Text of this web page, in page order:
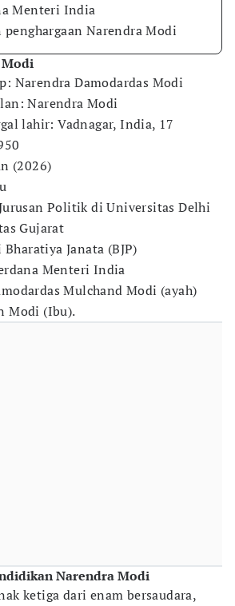
Menteri India
penghargaan Narendra Modi
Narendra Damodardas Modi
Narendra Modi
lahir: Vadnagar, India, 17
(2026)
Politik di Universitas Delhi
Gujarat
Janata (BJP)
Menteri India
Mulchand Modi (ayah)
Modi (Ibu).
Narendra Modi
ketiga dari enam bersaudara,